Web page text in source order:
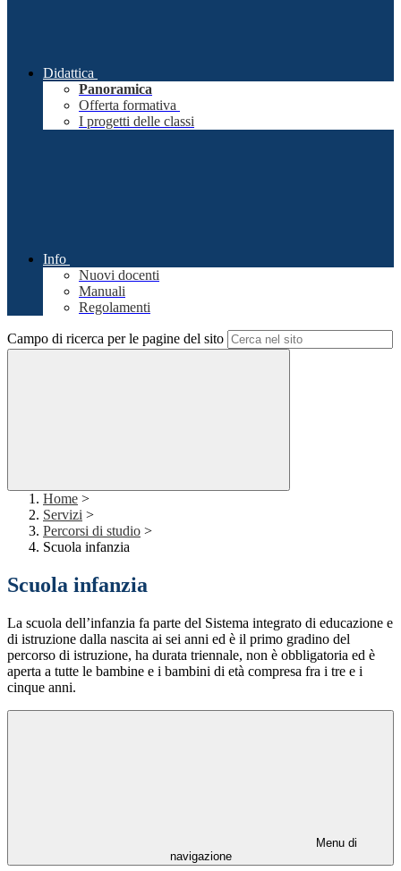
Didattica
Panoramica
Offerta formativa
I progetti delle classi
Info
Nuovi docenti
Manuali
Regolamenti
Campo di ricerca per le pagine del sito
Home >
Servizi >
Percorsi di studio >
Scuola infanzia
Scuola infanzia
La scuola dell’infanzia fa parte del Sistema integrato di educazione e
di istruzione dalla nascita ai sei anni ed è il primo gradino del
percorso di istruzione, ha durata triennale, non è obbligatoria ed è
aperta a tutte le bambine e i bambini di età compresa fra i tre e i
cinque anni.
Menu di
navigazione